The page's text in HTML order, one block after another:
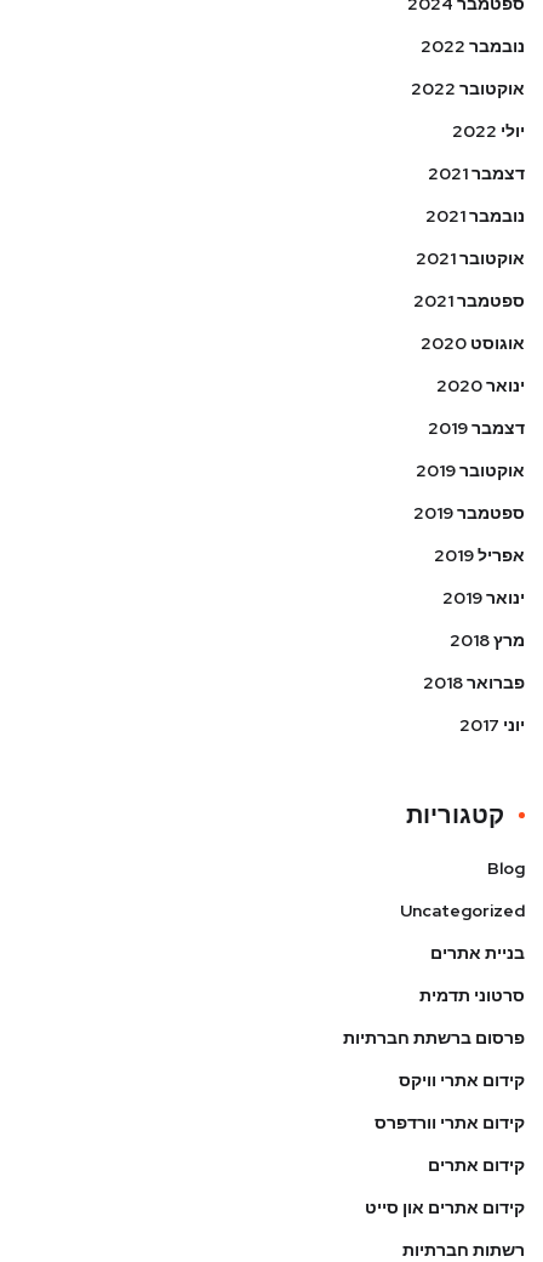
נובמבר 2022
אוקטובר 2022
יולי 2022
דצמבר 2021
נובמבר 2021
אוקטובר 2021
ספטמבר 2021
אוגוסט 2020
ינואר 2020
דצמבר 2019
אוקטובר 2019
ספטמבר 2019
אפריל 2019
ינואר 2019
מרץ 2018
פברואר 2018
יוני 2017
קטגוריות
Blog
Uncategorized
בניית אתרים
סרטוני תדמית
פרסום ברשתת חברתיות
קידום אתרי וויקס
קידום אתרי וורדפרס
קידום אתרים
קידום אתרים און סייט
רשתות חברתיות